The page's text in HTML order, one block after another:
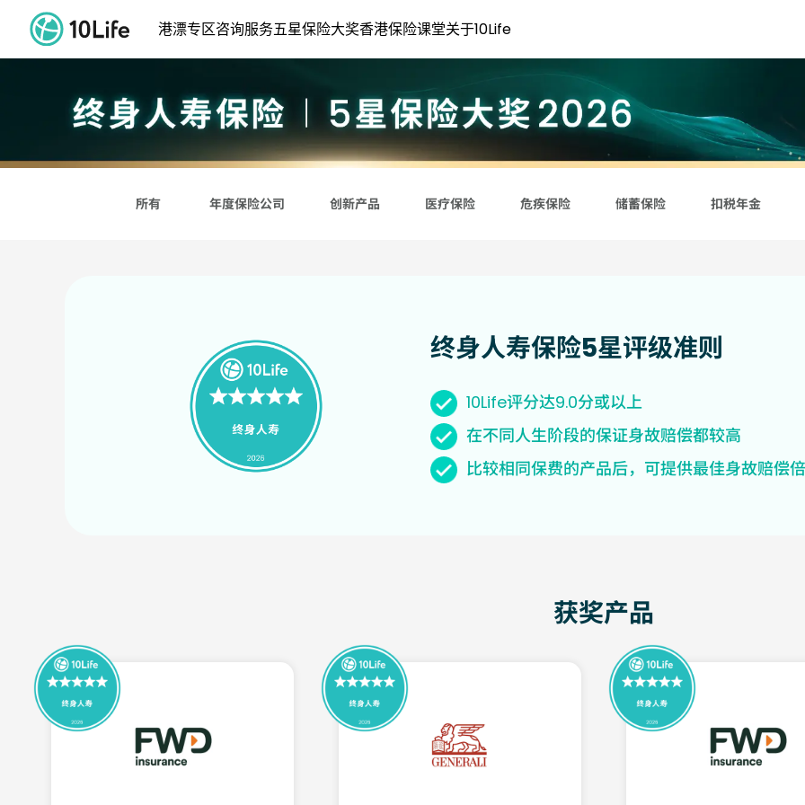
港漂专区咨询服务五星保险大奖香港保险课堂关于10Life
終身人壽保險｜香港5星保險評級大獎 2022
所有 年度保险公司 创新产品 医疗保险 危疾保险 储蓄保险 扣税年金
终身人寿保险5星评级准则
10Life评分达9.0分或以上
在不同人生阶段的保证身故赔偿都较高
比较相同保费的产品后，可提供最佳身故赔偿
获奖产品